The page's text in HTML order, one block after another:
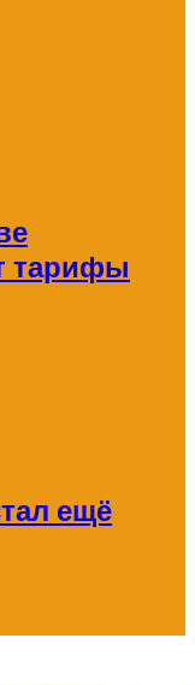
тарифы
ещё